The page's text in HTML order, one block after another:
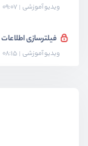
ویدیو آموزشی 09:07
فیلترسازی اطلاعات
ویدیو آموزشی 08:15